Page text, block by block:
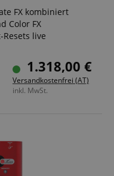
FX kombiniert
Color FX
live
Load
DJM-V10
Wandler1.318,00 €
Versandkostenfrei (AT)
inkl. MwSt.